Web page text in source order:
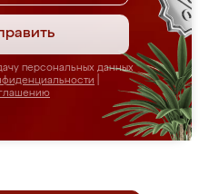
персональных данных